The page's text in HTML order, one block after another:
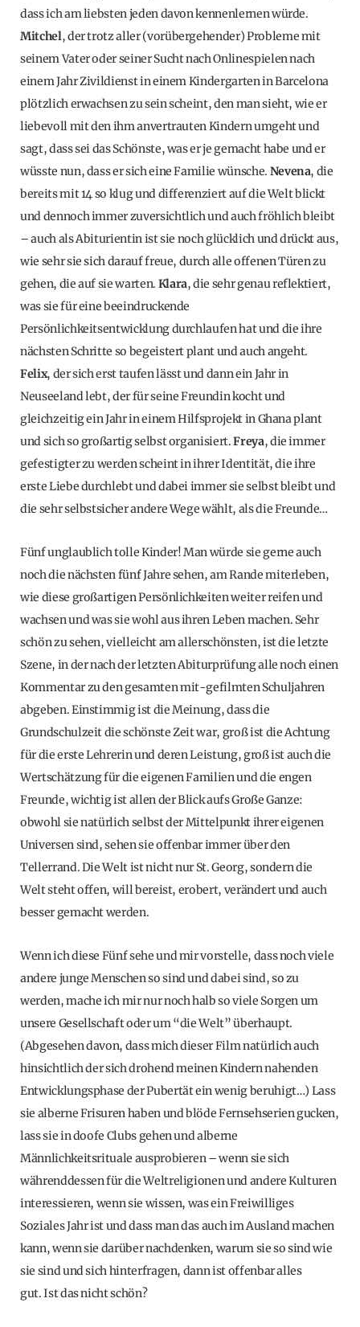
dass ich am liebsten jeden davon kennenlernen würde.
Mitchel, der trotz aller (vorübergehender) Probleme mit
seinem Vater oder seiner Sucht nach Onlinespielen nach
einem Jahr Zivildienst in einem Kindergarten in Barcelona
plötzlich erwachsen zu sein scheint, den man sieht, wie er
liebevoll mit den ihm anvertrauten Kindern umgeht und
sagt, dass sei das Schönste, was er je gemacht habe und er
wüsste nun, dass er sich eine Familie wünsche. Nevena, die
bereits mit 14 so klug und differenziert auf die Welt blickt
und dennoch immer zuversichtlich und auch fröhlich bleibt
– auch als Abiturientin ist sie noch glücklich und drückt aus,
wie sehr sie sich darauf freue, durch alle offenen Türen zu
gehen, die auf sie warten. Klara, die sehr genau reflektiert,
was sie für eine beeindruckende
Persönlichkeitsentwicklung durchlaufen hat und die ihre
nächsten Schritte so begeistert plant und auch angeht.
Felix, der sich erst taufen lässt und dann ein Jahr in
Neuseeland lebt, der für seine Freundin kocht und
gleichzeitig ein Jahr in einem Hilfsprojekt in Ghana plant
und sich so großartig selbst organisiert.Freya, die immer
gefestigter zu werden scheint in ihrer Identität, die ihre
erste Liebe durchlebt und dabei immer sie selbst bleibt und
die sehr selbstsicher andere Wege wählt, als die Freunde…
Fünf unglaublich tolle Kinder! Man würde sie gerne auch
noch die nächsten fünf Jahre sehen, am Rande miterleben,
wie diese großartigen Persönlichkeiten weiter reifen und
wachsen und was sie wohl aus ihren Leben machen. Sehr
schön zu sehen, vielleicht am allerschönsten, ist die letzte
Szene, in der nach der letzten Abiturprüfung alle noch einen
Kommentar zu den gesamten mit-gefilmten Schuljahren
abgeben. Einstimmig ist die Meinung, dass die
Grundschulzeit die schönste Zeit war, groß ist die Achtung
für die erste Lehrerin und deren Leistung, groß ist auch die
Wertschätzung für die eigenen Familien und die engen
Freunde, wichtig ist allen der Blick aufs Große Ganze:
obwohl sie natürlich selbst der Mittelpunkt ihrer eigenen
Universen sind, sehen sie offenbar immer über den
Tellerrand. Die Welt ist nicht nur St. Georg, sondern die
Welt steht offen, will bereist, erobert, verändert und auch
besser gemacht werden.
Wenn ich diese Fünf sehe und mir vorstelle, dass noch viele
andere junge Menschen so sind und dabei sind, so zu
werden, mache ich mir nur noch halb so viele Sorgen um
unsere Gesellschaft oder um “die Welt” überhaupt.
(Abgesehen davon, dass mich dieser Film natürlich auch
hinsichtlich der sich drohend meinen Kindern nahenden
Entwicklungsphase der Pubertät ein wenig beruhigt…) Lass
sie alberne Frisuren haben und blöde Fernsehserien gucken,
lass sie in doofe Clubs gehen und alberne
Männlichkeitsrituale ausprobieren – wenn sie sich
währenddessen für die Weltreligionen und andere Kulturen
interessieren, wenn sie wissen, was ein Freiwilliges
Soziales Jahr ist und dass man das auch im Ausland machen
kann, wenn sie darüber nachdenken, warum sie so sind wie
sie sind und sich hinterfragen, dann ist offenbar alles
gut. Ist das nicht schön?